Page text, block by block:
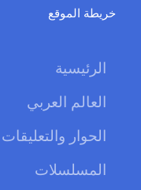
خريطة الموقع
الرئيسية
العالم العربي
الحوار والتعليقات
المسلسلات